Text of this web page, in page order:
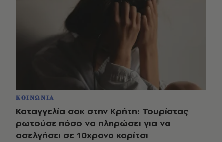
ΚΟΙΝΩΝΙΑ
Καταγγελία σοκ στην Κρήτη: Τουρίστας
ρωτούσε πόσο να πληρώσει για να
ασελγήσει σε 10χρονο κορίτσι